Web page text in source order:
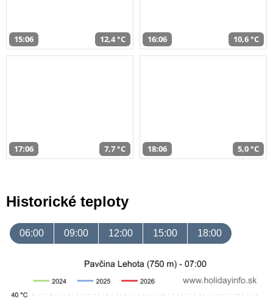
15:06 12,4 °C 16:06 10,6 °C
17:06 7,7 °C 18:06 5,0 °C
Historické teploty
06:00 09:00 12:00 15:00 18:00